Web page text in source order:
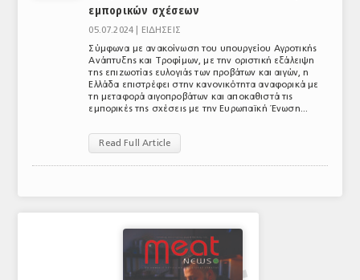
ΠΑΡΑΓΩΓΗ & ΕΜΠΟΡΙΑ
ΕΜΠΟΡΙΚΟΙ ΑΝΤΙΠΡΟΣΩΠΟΙ
ΕΛΛΗΝΙΚΗ ΝΟΜΟΘΕΣΙΑ
εμπορικών σχέσεων
05.07.2024 |
ΕΙΔΗΣΕΙΣ
Σύμφωνα με ανακοίνωση του υπουργείου Αγροτικής
Ανάπτυξης και Τροφίμων, με την οριστική εξάλειψη
της επιζωοτίας ευλογιάς των προβάτων και αιγών, η
Ελλάδα επιστρέφει στην κανονικότητα αναφορικά με
τη μεταφορά αιγοπροβάτων και αποκαθιστά τις
εμπορικές της σχέσεις με την Ευρωπαϊκή Ένωση...
Read Full Article